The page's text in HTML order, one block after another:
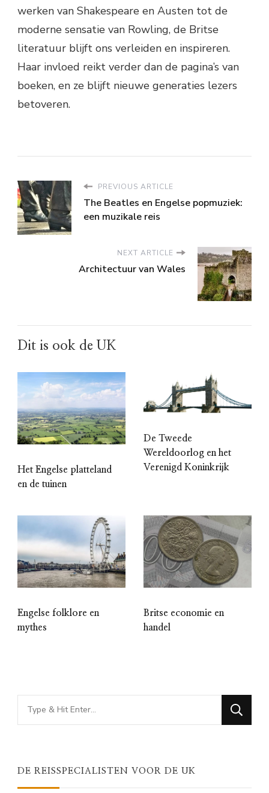
werken van Shakespeare en Austen tot de
moderne sensatie van Rowling, de Britse
literatuur blijft ons verleiden en inspireren.
Haar invloed reikt verder dan de pagina’s van
boeken, en ze blijft nieuwe generaties lezers
betoveren.
PREVIOUS ARTICLE
The Beatles en Engelse popmuziek:
een muzikale reis
NEXT ARTICLE
Architectuur van Wales
Dit is ook de UK
Het Engelse platteland
en de tuinen
De Tweede
Wereldoorlog en het
Verenigd Koninkrijk
Engelse folklore en
mythes
Britse economie en
handel
Looking
for
DE REISSPECIALISTEN VOOR DE UK